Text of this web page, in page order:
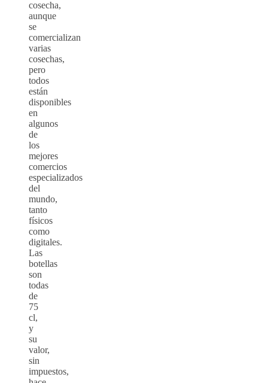
cosecha,
aunque
se
comercializan
varias
cosechas,
pero
todos
están
disponibles
en
algunos
de
los
mejores
comercios
especializados
del
mundo,
tanto
físicos
como
digitales.
Las
botellas
son
todas
de
75
cl,
y
su
valor,
sin
impuestos,